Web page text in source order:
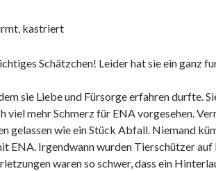
kastriert
Schätzchen! Leider hat sie ein ganz
sie Liebe und Fürsorge erfahren durfte.
viel mehr Schmerz für ENA vorgesehen.
gelassen wie ein Stück Abfall. Niemand
ENA. Irgendwann wurden Tierschützer
waren so schwer, dass ein